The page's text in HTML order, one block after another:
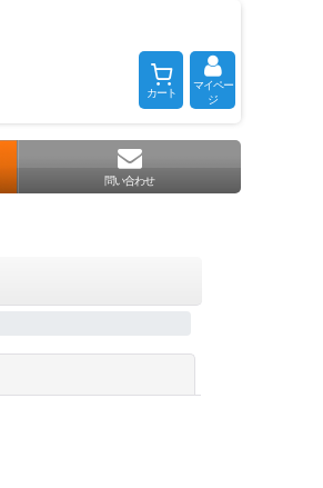
カート
マイペー
ジ
問い合わせ